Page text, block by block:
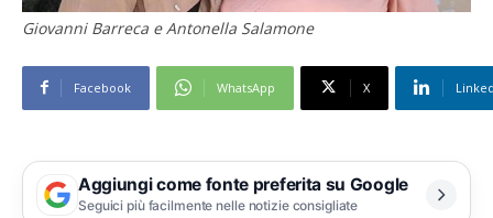
Giovanni Barreca e Antonella Salamone
Facebook WhatsApp X
Aggiungi come fonte preferita su Google
Seguici più facilmente nelle notizie consigliate